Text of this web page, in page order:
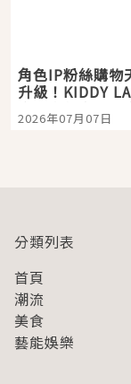
角色IP粉絲購物
升級！KIDDY
宿店吉伊卡哇迎
開幕 OMOKADO
2026年07月07日
分類列表
首頁
潮流
美食
藝能娛樂